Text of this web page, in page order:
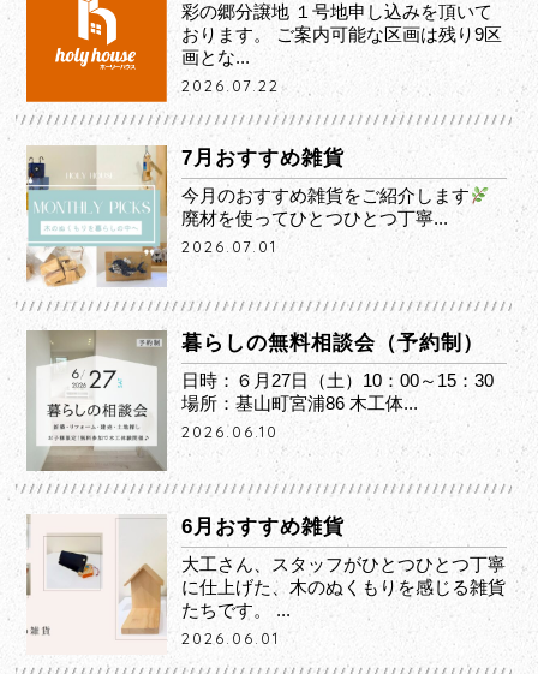
彩の郷分譲地 １号地申し込みを頂いて
おります。 ご案内可能な区画は残り9区
画とな...
2026.07.22
7月おすすめ雑貨
今月のおすすめ雑貨をご紹介します
廃材を使ってひとつひとつ丁寧...
2026.07.01
暮らしの無料相談会（予約制）
日時：６月27日（土）10：00～15：30
場所：基山町宮浦86 木工体...
2026.06.10
6月おすすめ雑貨
大工さん、スタッフがひとつひとつ丁寧
に仕上げた、木のぬくもりを感じる雑貨
たちです。 ...
2026.06.01